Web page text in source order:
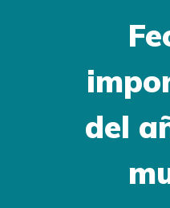
del